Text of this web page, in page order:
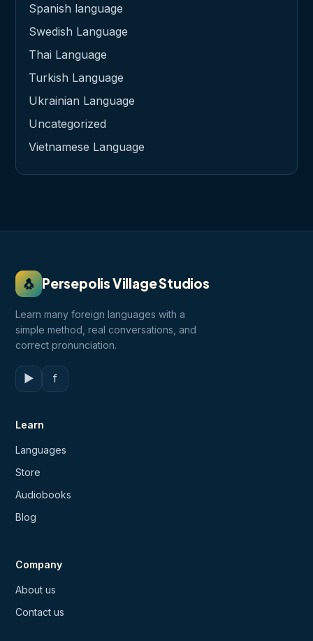
Spanish language
Swedish Language
Thai Language
Turkish Language
Ukrainian Language
Uncategorized
Vietnamese Language
🐧 Persepolis Village Studios
Learn many foreign languages with a
simple method, real conversations, and
correct pronunciation.
▶ f
Learn
Languages
Store
Audiobooks
Blog
Company
About us
Contact us